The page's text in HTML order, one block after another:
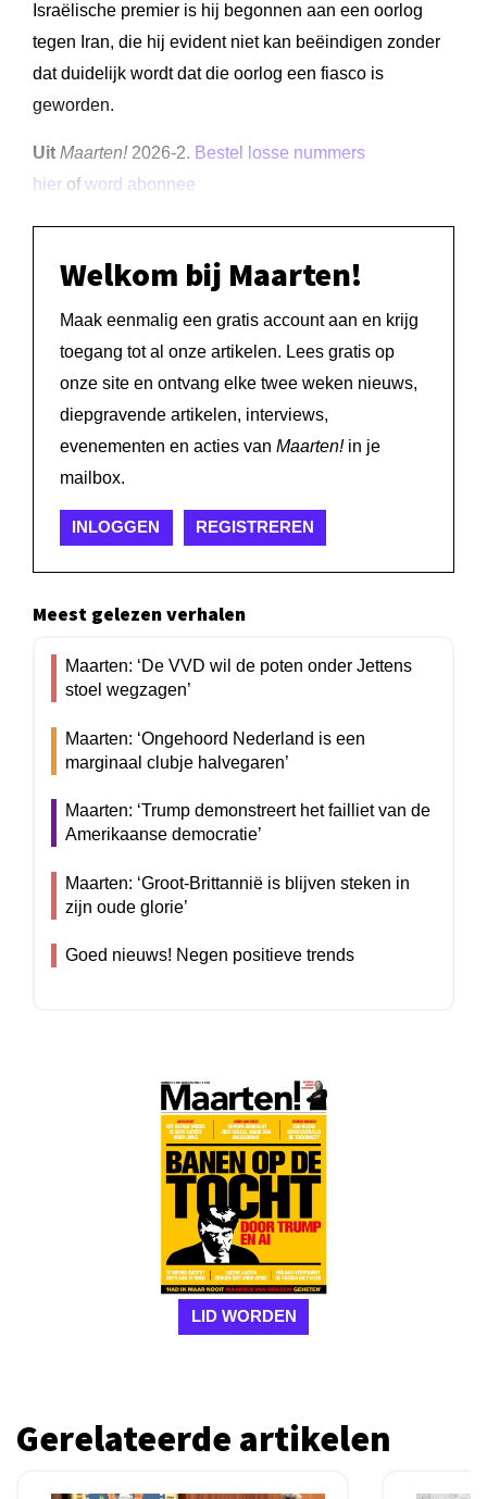
Israëlische premier is hij begonnen aan een oorlog
tegen Iran, die hij evident niet kan beëindigen zonder
dat duidelijk wordt dat die oorlog een fiasco is
geworden.
Uit Maarten! 2026-2. Bestel losse nummers
hier ofword abonnee
Welkom bij Maarten!
Maak eenmalig een gratis account aan en krijg
toegang tot al onze artikelen. Lees gratis op
onze site en ontvang elke twee weken nieuws,
diepgravende artikelen, interviews,
evenementen en acties van Maarten!in je
mailbox.
INLOGGEN REGISTREREN
Meest gelezen verhalen
Maarten: ‘De VVD wil de poten onder Jettens
stoel wegzagen’
Maarten: ‘Ongehoord Nederland is een
marginaal clubje halvegaren’
Maarten: ‘Trump demonstreert het failliet van de
Amerikaanse democratie’
Maarten: ‘Groot-Brittannië is blijven steken in
zijn oude glorie’
Goed nieuws! Negen positieve trends
LID WORDEN
Gerelateerde artikelen